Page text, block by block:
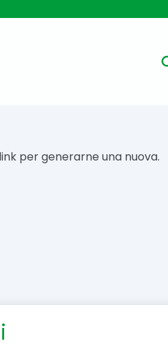
per generarne una nuova.